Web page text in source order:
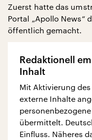
Zuerst hatte das
Portal „Apollo News“
öffentlich gemacht.
Redaktionell
Inhalt
Mit Aktivierung
externe Inhalte
übermittelt.
Einfluss. Näheres